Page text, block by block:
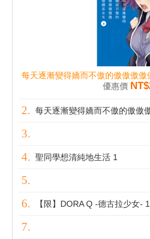
每天逐漸變得嬌而不傲的傲傲傲傲
優惠價
每天逐漸變得嬌而不傲的傲傲
聖同學想清純地生活 1
【限】DORA Q -德古拉少女- 1